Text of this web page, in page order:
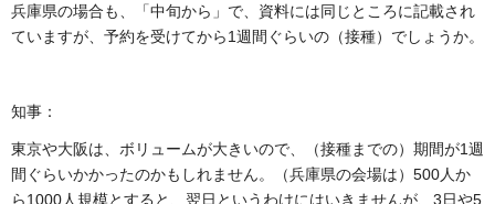
兵庫県の場合も、「中旬から」で、資料には同じところに記載され
ていますが、予約を受けてから1週間ぐらいの（接種）でしょうか。
知事：
東京や大阪は、ボリュームが大きいので、（接種までの）期間が1週
間ぐらいかかったのかもしれません。（兵庫県の会場は）500人か
ら1000人規模とすると、翌日というわけにはいきませんが、3日や5